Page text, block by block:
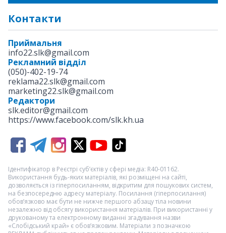
Контакти
Приймальня
info22.slk@gmail.com
Рекламний відділ
(050)-402-19-74
reklama22.slk@gmail.com
marketing22.slk@gmail.com
Редактори
slk.editor@gmail.com
https://www.facebook.com/slk.kh.ua
Ідентифікатор в Реєстрі суб’єктів у сфері медіа: R40-01162.
Використання будь-яких матеріалів, які розміщені на сайті,
дозволяється із гіперпосиланням, відкритим для пошукових систем,
на безпосередню адресу матеріалу. Посилання (гіперпосилання)
обов’язково має бути не нижче першого абзацу тіла новини
незалежно від обсягу використання матеріалів. При використанні у
друкованому та електронному виданні згадування назви
«Слобідський край» є обов’язковим. Матеріали з позначкою